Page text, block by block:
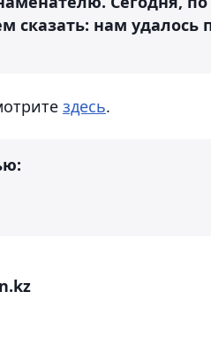
сказать: нам
здесь.